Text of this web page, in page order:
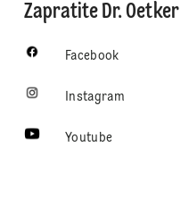
Zapratite Dr. Oetker
Facebook
Instagram
Youtube